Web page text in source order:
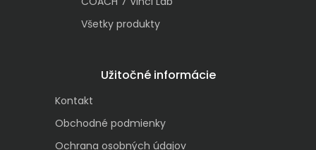
Všetky produkty
Užitočné informácie
Kontakt
Obchodné podmienky
Ochrana osobných údajov